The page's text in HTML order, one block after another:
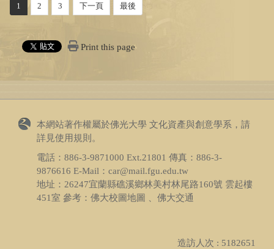
1 2 3 下一頁 最後
Print this page
本網站著作權屬於佛光大學 文化資產與創意學系，請
詳見使用規則 。
電話： 886-3-9871000 Ext.21801 傳真： 886-3-
9876616 E-Mail：car@mail.fgu.edu.tw
地址：26247宜蘭縣礁溪鄉林美村林尾路160號 雲起樓
451室 參考： 佛大校圖地圖 、佛大交通
造訪人次 : 5182651